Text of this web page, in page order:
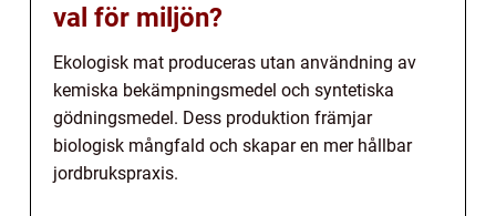
val för miljön?
Ekologisk mat produceras utan användning av
kemiska bekämpningsmedel och syntetiska
gödningsmedel. Dess produktion främjar
biologisk mångfald och skapar en mer hållbar
jordbrukspraxis.